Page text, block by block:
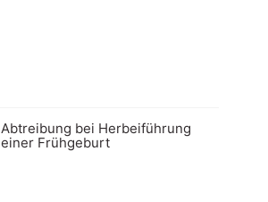
Abtreibung bei Herbeiführung
einer Frühgeburt